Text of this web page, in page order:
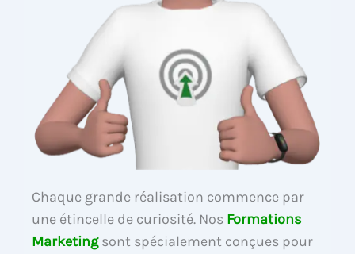
Chaque grande réalisation commence par
une étincelle de curiosité. Nos Formations
Marketingsont spécialement conçues pour